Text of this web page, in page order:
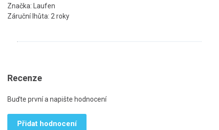
Značka: Laufen
Záruční lhůta: 2 roky
Recenze
Buďte první a napište hodnocení
Přidat hodnocení